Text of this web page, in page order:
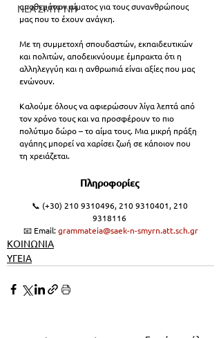
ΝΕΑ ΣΜΥΡΝΗ
αποθεμάτων αίματος για τους συνανθρώπους
μας που το έχουν ανάγκη.
Με τη συμμετοχή σπουδαστών, εκπαιδευτικών
και πολιτών, αποδεικνύουμε έμπρακτα ότι η
αλληλεγγύη και η ανθρωπιά είναι αξίες που μας
ενώνουν.
Καλούμε όλους να αφιερώσουν λίγα λεπτά από
τον χρόνο τους και να προσφέρουν το πιο
πολύτιμο δώρο – το αίμα τους. Μια μικρή πράξη
αγάπης μπορεί να χαρίσει ζωή σε κάποιον που
τη χρειάζεται.
Πληροφορίες
📞 (+30) 210 9310496, 210 9310401, 210
9318116
📧 Email: grammateia@saek-n-smyrn.att.sch.gr
ΚΟΙΝΩΝΙΑ
ΥΓΕΙΑ